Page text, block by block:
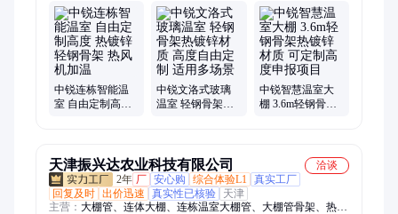
栋温室、农业智能大棚、连栋蔬菜大棚、智能种植暖棚、生态种
植大棚、新型农业大棚
中锐连栋智能温
室 自由定制高度
中锐文洛式玻璃
温室 轻钢骨架热
中锐智慧温室大
棚 3.6m轻钢骨架
天津振兴达农业科技有限公司
洽谈
2年 厂 安心购 综合体验L1
真实工厂
回复及时 出价迅速 真实性已核验
天津
主营： 大棚管、连体大棚、连栋温室大棚管、大棚管骨架、热镀